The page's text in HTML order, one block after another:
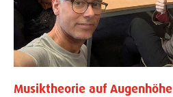
Musiktheorie auf Augenhöhe